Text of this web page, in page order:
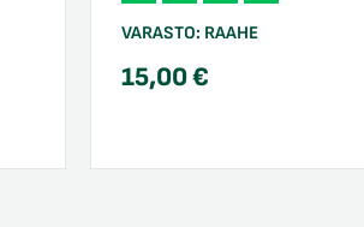
VARASTO: RAAHE
15,00€